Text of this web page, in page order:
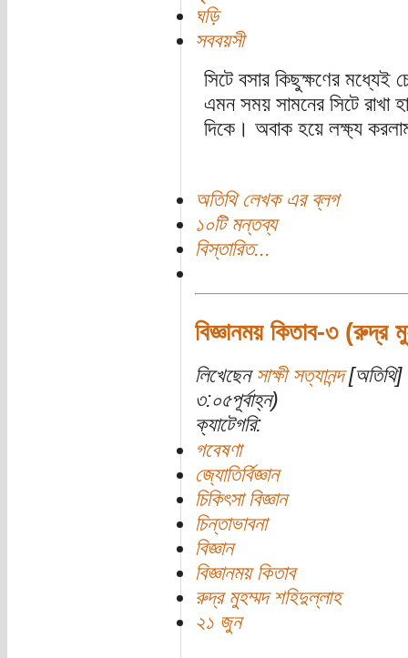
ঘড়ি
সববয়সী
সিটে বসার কিছুক্ষণের মধ্যেই
এমন সময় সামনের সিটে রাখা
দিকে। অবাক হয়ে লক্ষ্য
অতিথি লেখক এর ব্লগ
১০টি মন্তব্য
বিস্তারিত...
বিজ্ঞানময় কিতাব-৩ (রুদ্র
লিখেছেন সাক্ষী সত্যানন্দ[অতিথি]
৩:০৫পূর্বাহ্ন)
ক্যাটেগরি:
গবেষণা
জ্যোতির্বিজ্ঞান
চিকিৎসা বিজ্ঞান
চিন্তাভাবনা
বিজ্ঞান
বিজ্ঞানময় কিতাব
রুদ্র মুহম্মদ শহিদুল্লাহ
২১ জুন